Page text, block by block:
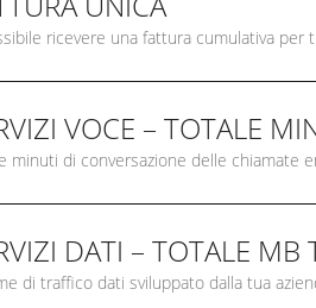
ricevere una fattura cumulativa
VOCE – TOTALE
minuti di conversazione delle chiamate
DATI – TOTALE MB
di traffico dati sviluppato dalla tua